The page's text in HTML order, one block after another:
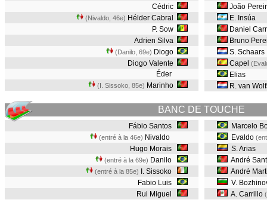
Cédric
(Nivaldo, 46e) Hélder Cabral
P. Sow
Adrien Silva
(Danilo, 69e) Diogo
Diogo Valente
Éder
(I. Sissoko, 85e) Marinho
João
E. Insúa
Daniel
Bruno
S. Schaars
Capel
Elias
R. van
BANC DE TOUCHE
Fábio Santos
(entré à la 46e) Nivaldo
Hugo Morais
(entré à la 69e) Danilo
(entré à la 85e)
I. Sissoko
Fabio Luis
Rui Miguel
Marcelo
Evaldo
S. Arias
André
André
V.
A. Carrillo